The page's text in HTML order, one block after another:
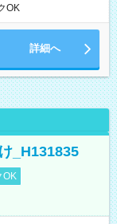
記の時間
となります）
OK
詳細へ
_H131835
OK